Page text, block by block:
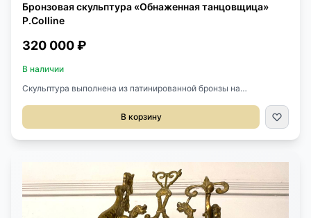
Бронзовая скульптура «Обнаженная танцовщица»
P.Colline
320 000 ₽
В наличии
Скульптура выполнена из патинированной бронзы на
Pierre Colline.Стоит клеймо и номер.Размер 25х15х53h см.
В корзину